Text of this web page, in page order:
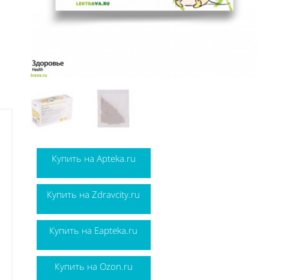
Купить на Apteka.ru
Купить на Zdravcity.ru
Купить на Eapteka.ru
Купить на Ozon.ru